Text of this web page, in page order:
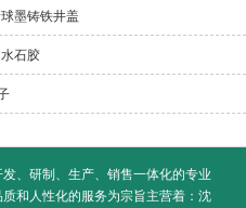
墨铸铁井盖
石胶
、研制、生产、销售一体化的专业
和人性化的服务为宗旨主营着： 沈